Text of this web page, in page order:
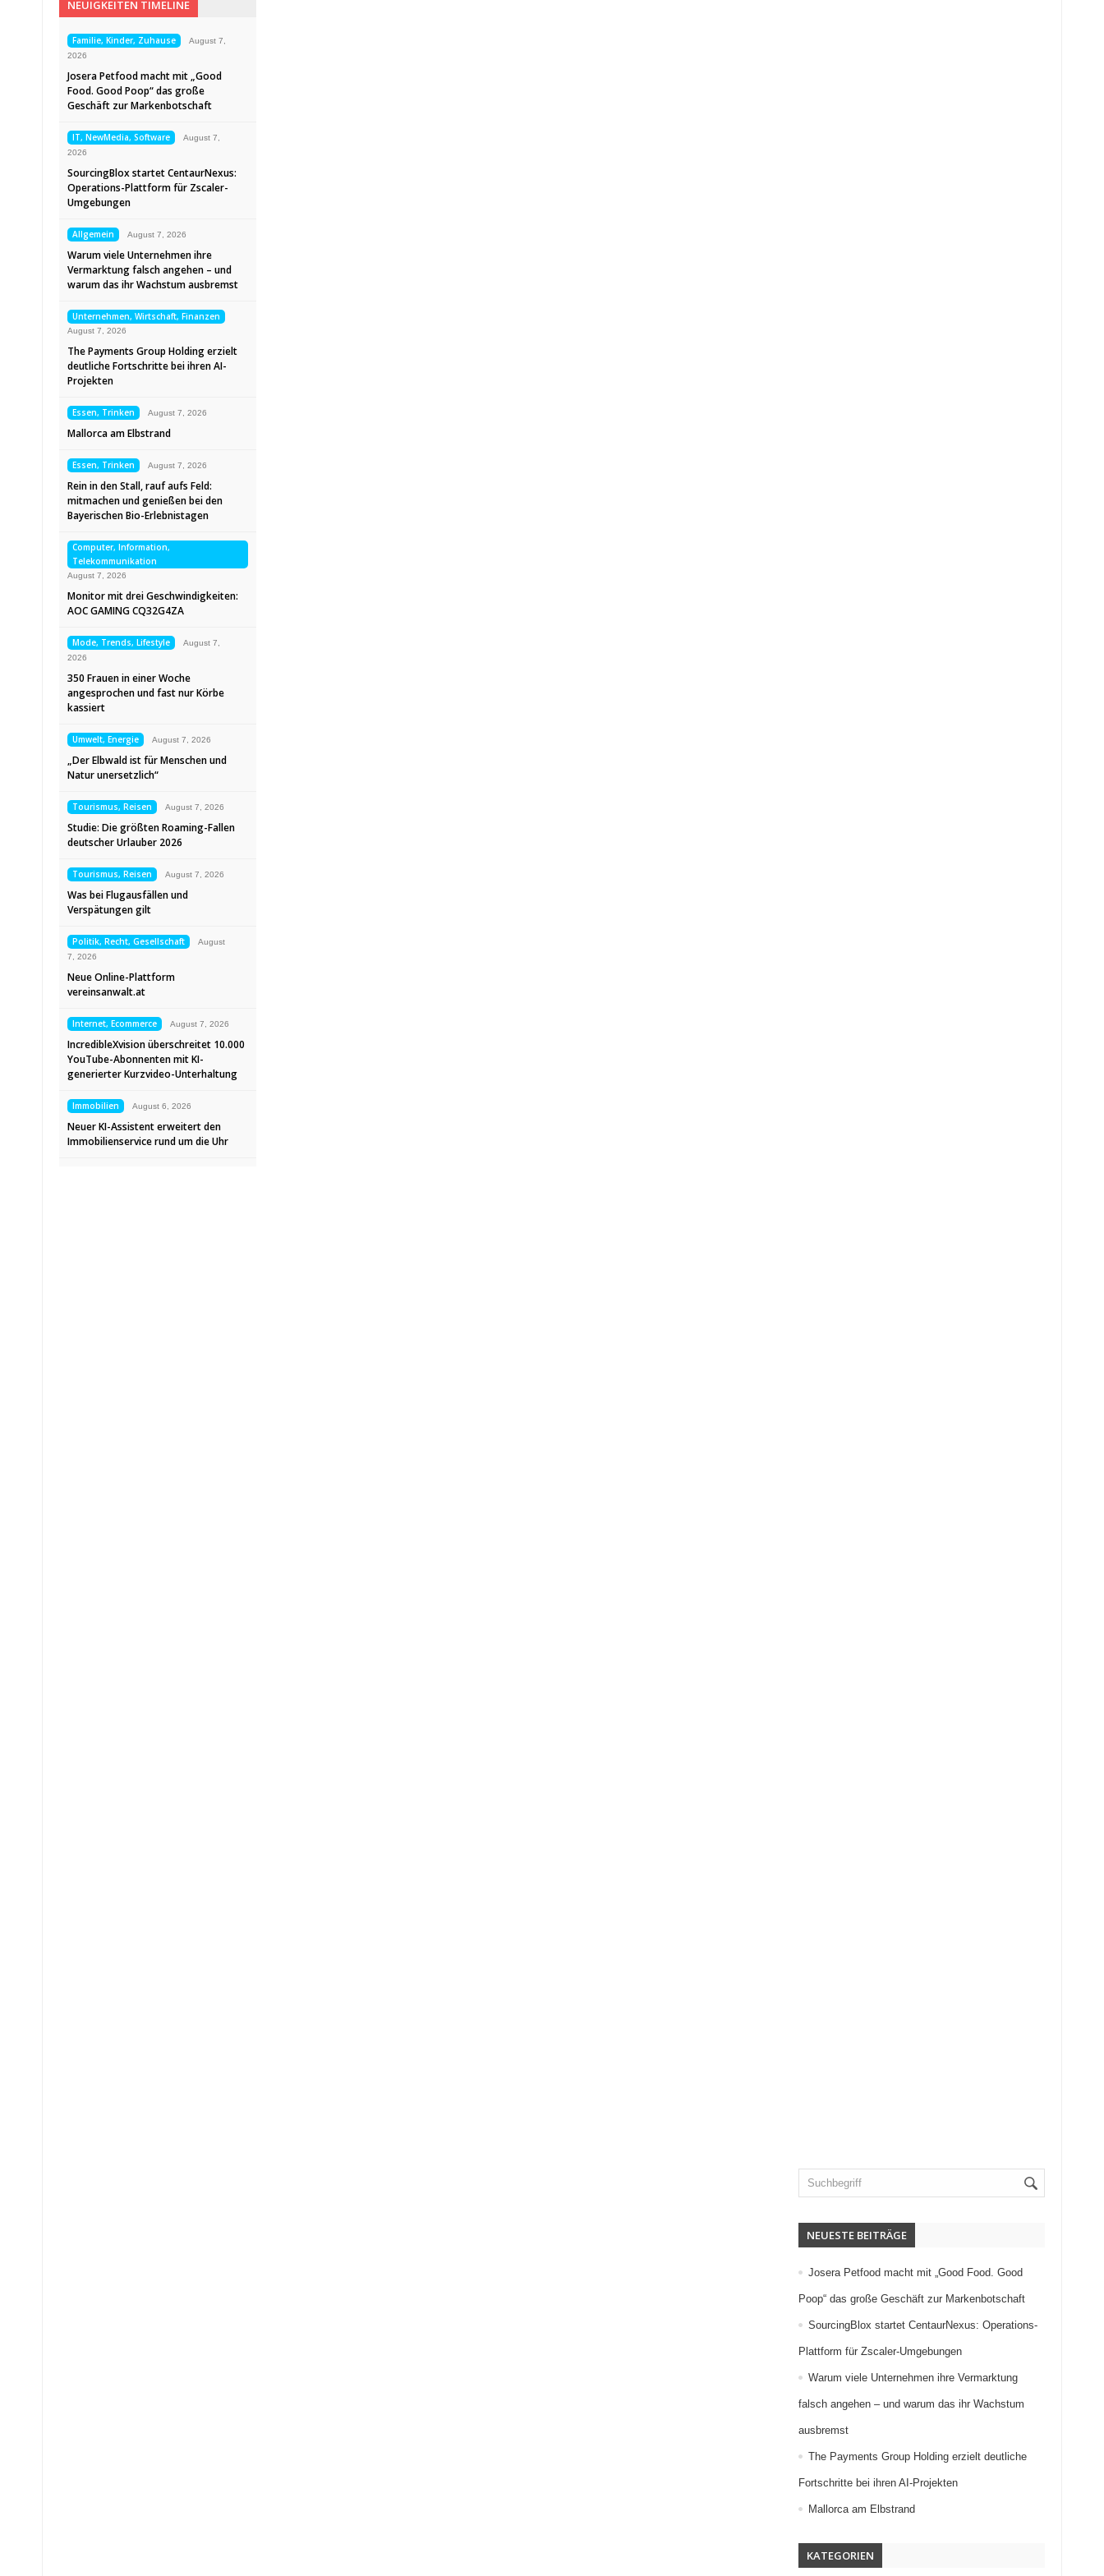
NEUIGKEITEN TIMELINE
Familie, Kinder, Zuhause
August 7,
2026
Josera Petfood macht mit „Good
Food. Good Poop“ das große
Geschäft zur Markenbotschaft
IT, NewMedia, Software
August 7,
2026
SourcingBlox startet CentaurNexus:
Operations-Plattform für Zscaler-
Umgebungen
Allgemein August 7, 2026
Warum viele Unternehmen ihre
Vermarktung falsch angehen – und
warum das ihr Wachstum ausbremst
Unternehmen, Wirtschaft, Finanzen
August 7, 2026
The Payments Group Holding erzielt
deutliche Fortschritte bei ihren AI-
Projekten
Essen, Trinken August 7, 2026
Mallorca am Elbstrand
Essen, Trinken August 7, 2026
Rein in den Stall, rauf aufs Feld:
mitmachen und genießen bei den
Bayerischen Bio-Erlebnistagen
Computer, Information,
Telekommunikation
August 7, 2026
Monitor mit drei Geschwindigkeiten:
AOC GAMING CQ32G4ZA
Mode, Trends, Lifestyle
August 7,
2026
350 Frauen in einer Woche
angesprochen und fast nur Körbe
kassiert
Umwelt, Energie August 7, 2026
„Der Elbwald ist für Menschen und
Natur unersetzlich“
Tourismus, Reisen August 7, 2026
Studie: Die größten Roaming-Fallen
deutscher Urlauber 2026
Tourismus, Reisen August 7, 2026
Was bei Flugausfällen und
Verspätungen gilt
Politik, Recht, Gesellschaft
August
7, 2026
Neue Online-Plattform
vereinsanwalt.at
Internet, Ecommerce August 7, 2026
IncredibleXvision überschreitet 10.000
YouTube-Abonnenten mit KI-
generierter Kurzvideo-Unterhaltung
Immobilien August 6, 2026
Neuer KI-Assistent erweitert den
Immobilienservice rund um die Uhr
NEUESTE BEITRÄGE
Josera Petfood macht mit „Good Food. Good
Poop“ das große Geschäft zur Markenbotschaft
SourcingBlox startet CentaurNexus: Operations-
Plattform für Zscaler-Umgebungen
Warum viele Unternehmen ihre Vermarktung
falsch angehen – und warum das ihr Wachstum
ausbremst
The Payments Group Holding erzielt deutliche
Fortschritte bei ihren AI-Projekten
Mallorca am Elbstrand
KATEGORIEN